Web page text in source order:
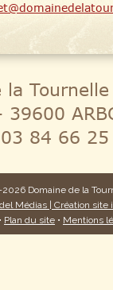
la
39600
84 66 25
Domaine de la
Médias | Création site
• Plan du site • Mentions